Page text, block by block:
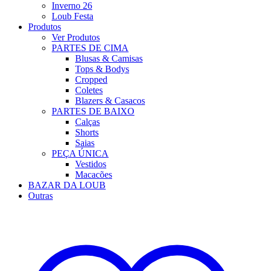
Inverno 26
Loub Festa
Produtos
Ver Produtos
PARTES DE CIMA
Blusas & Camisas
Tops & Bodys
Cropped
Coletes
Blazers & Casacos
PARTES DE BAIXO
Calças
Shorts
Saias
PEÇA ÚNICA
Vestidos
Macacões
BAZAR DA LOUB
Outras